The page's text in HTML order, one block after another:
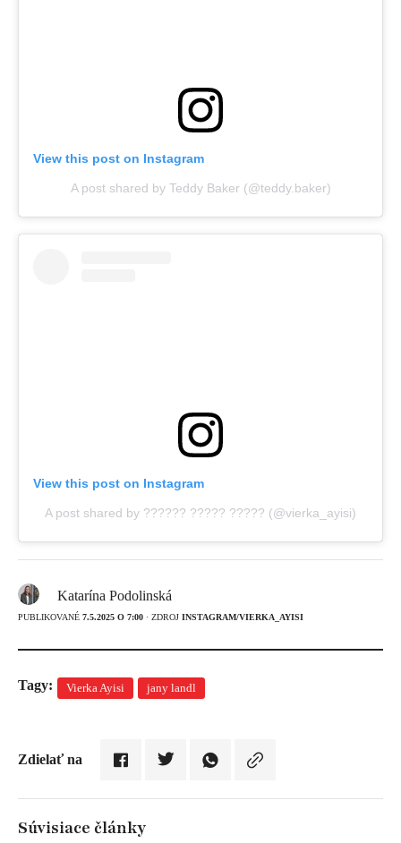
View this post on Instagram
A post shared by Teddy Baker (@teddy.baker)
View this post on Instagram
A post shared by ?????? ????? ????? (@vierka_ayisi)
Katarína Podolinská
PUBLIKOVANÉ 7.5.2025 O 7:00 · ZDROJ INSTAGRAM/VIERKA_AYISI
Tagy: Vierka Ayisi jany landl
Zdielať na
Súvisiace články